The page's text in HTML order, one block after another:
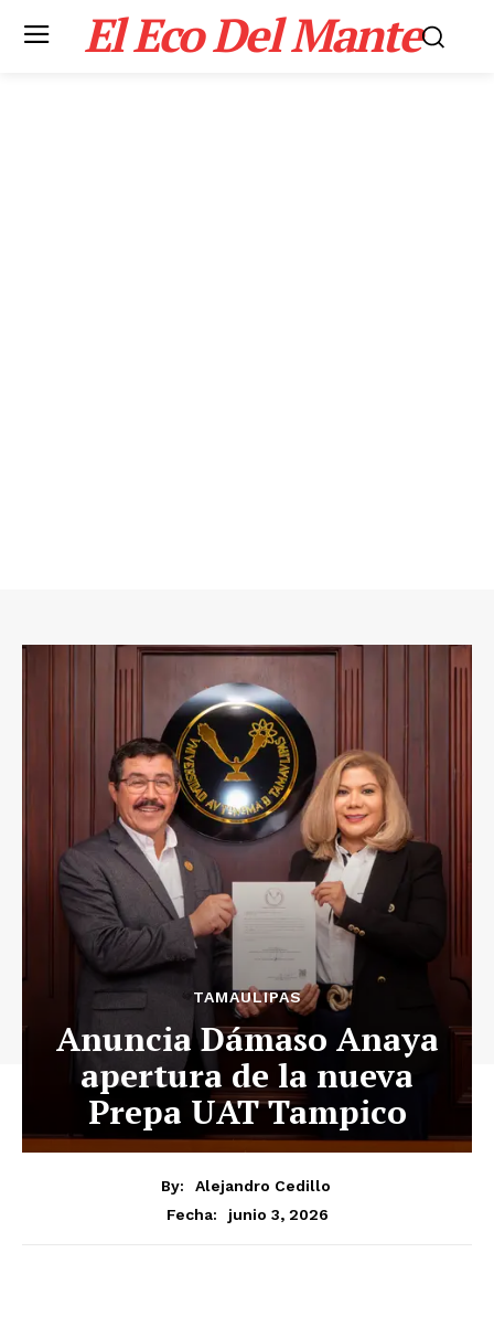
El Eco Del Mante
TAMAULIPAS
Anuncia Dámaso Anaya
apertura de la nueva
Prepa UAT Tampico
By:
Alejandro Cedillo
Fecha:
junio 3, 2026